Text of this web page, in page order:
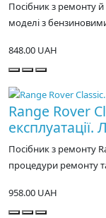
Посібник з ремонту й
моделі з
848.00 UAH
Range Rover
експлуатації.
Посібник з ремонту
процедури ремонту
958.00 UAH